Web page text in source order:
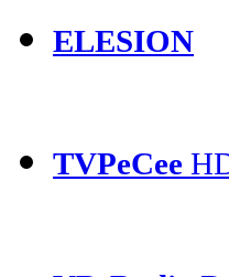
ELESION
TVPeCee